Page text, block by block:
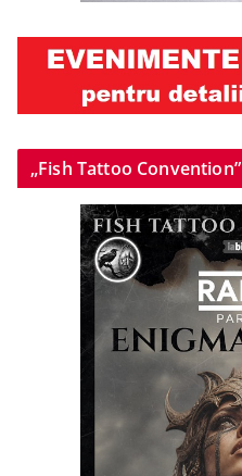
„Fish Tattoo Convention”